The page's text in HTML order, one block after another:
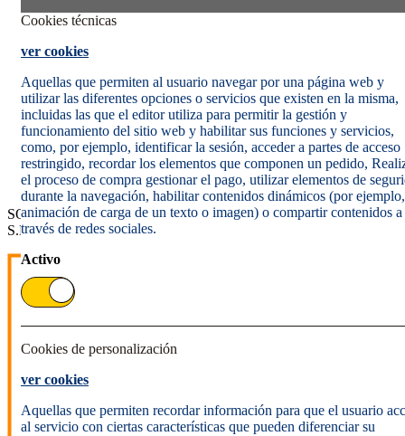
Política de cookies
Aviso legal
Condiciones del servicio
Política de Privacidad Web
Informe de transparencia
SOCIEDAD ESTATAL CORREOS Y TELÉGRAFOS, S.A.,
S.M.E. Todos los derechos reservados.
Cookies técnicas
ver cookies
Aquellas que permiten al usuario navegar por una página web y
utilizar las diferentes opciones o servicios que existen en la misma,
incluidas las que el editor utiliza para permitir la gestión y
funcionamiento del sitio web y habilitar sus funciones y servicios,
como, por ejemplo, identificar la sesión, acceder a partes de acceso
restringido, recordar los elementos que componen un pedido,
el proceso de compra gestionar el pago, utilizar elementos de
durante la navegación, habilitar contenidos dinámicos (por ejemplo,
animación de carga de un texto o imagen) o compartir contenidos a
través de redes sociales.
Activo
Cookies de personalización
ver cookies
Aquellas que permiten recordar información para que el usuario
al servicio con ciertas características que pueden diferenciar su